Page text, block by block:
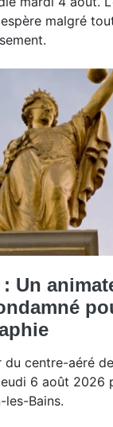
malgré
Un
du centre-aéré
6 août 2026
les-Bains.